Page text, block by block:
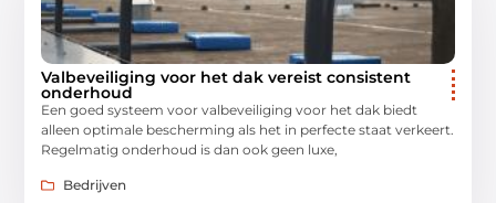
Valbeveiliging voor het dak vereist consistent
onderhoud
Een goed systeem voor valbeveiliging voor het dak biedt
alleen optimale bescherming als het in perfecte staat verkeert.
Regelmatig onderhoud is dan ook geen luxe,
Bedrijven